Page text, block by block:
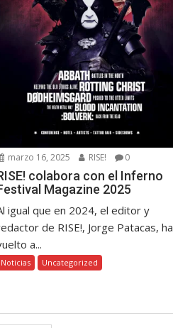
marzo 16, 2025 RISE! 0
colabora con el Inferno
Magazine 2025
igual que en 2024, el editor y
de RISE!, Jorge Patacas, ha
a...
Noticias Uncategorized